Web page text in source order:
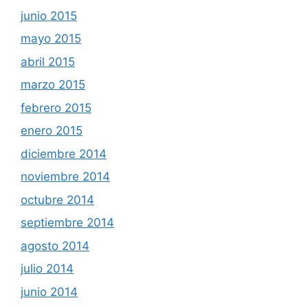
junio 2015
mayo 2015
abril 2015
marzo 2015
febrero 2015
enero 2015
diciembre 2014
noviembre 2014
octubre 2014
septiembre 2014
agosto 2014
julio 2014
junio 2014